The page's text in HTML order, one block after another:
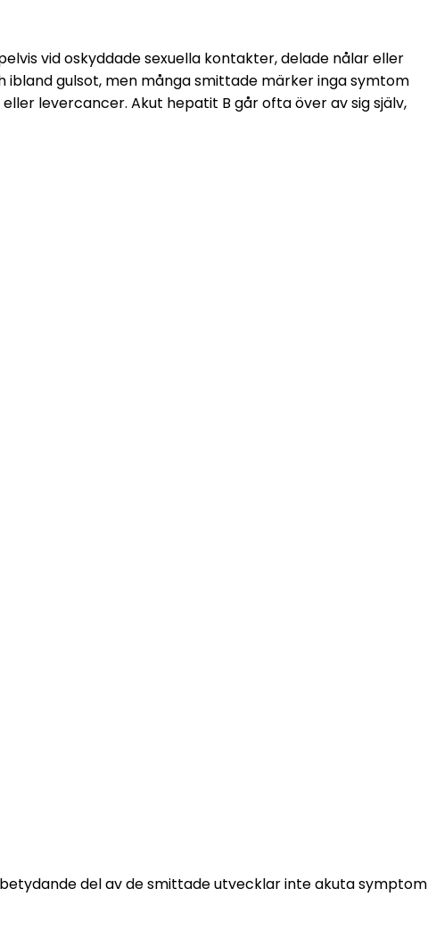
vid oskyddade sexuella kontakter, delade nålar eller
gulsot, men många smittade märker inga symtom
levercancer. Akut hepatit B går ofta över av sig själv,
del av de smittade utvecklar inte akuta symptom